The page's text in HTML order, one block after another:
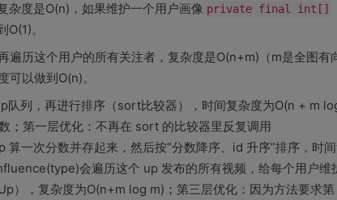
杂度是O(n)，如果维护一个用户画像 private final int[]
O(1)。
历这个用户的所有关注者，复杂度是O(n+m)（m是全图有
以做到O(n)。
列，再进行排序（sort比较器），时间复杂度为O(n + m
；第一层优化：不再在 sort 的比较器里反复调用
一次分数并存起来，然后按“分数降序、id 升序”排序，时
会遍历这个 up 发布的所有视频，给每个用户维
，复杂度为O(n+m log m)；第三层优化：因为方法要求第